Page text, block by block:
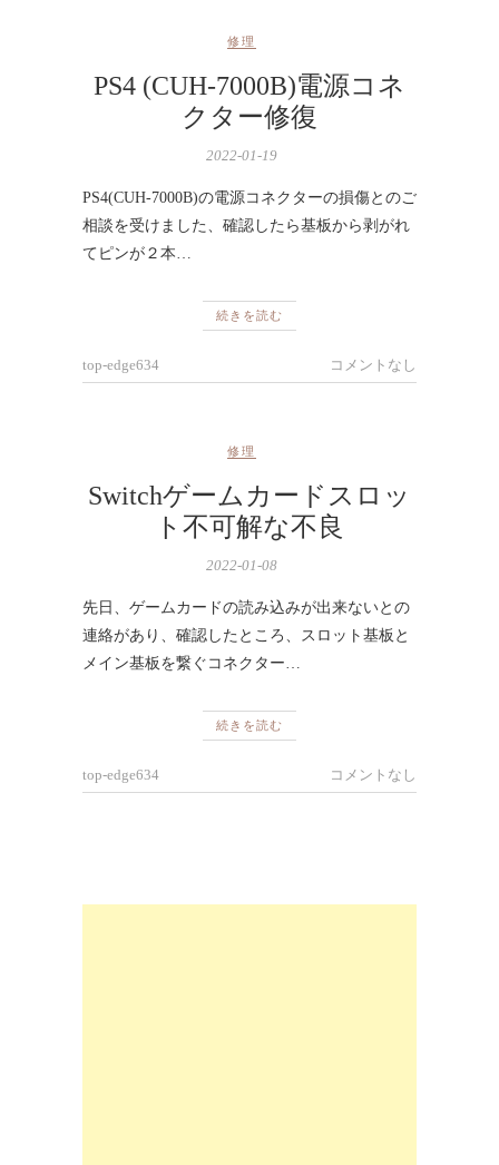
修理
PS4 (CUH-7000B)電源コネ
クター修復
2022-01-19
PS4(CUH-7000B)の電源コネクターの損傷とのご
相談を受けました、確認したら基板から剥がれ
てピンが２本…
続きを読む
top-edge634 コメントなし
修理
Switchゲームカードスロッ
ト不可解な不良
2022-01-08
先日、ゲームカードの読み込みが出来ないとの
連絡があり、確認したところ、スロット基板と
メイン基板を繋ぐコネクター…
続きを読む
top-edge634 コメントなし